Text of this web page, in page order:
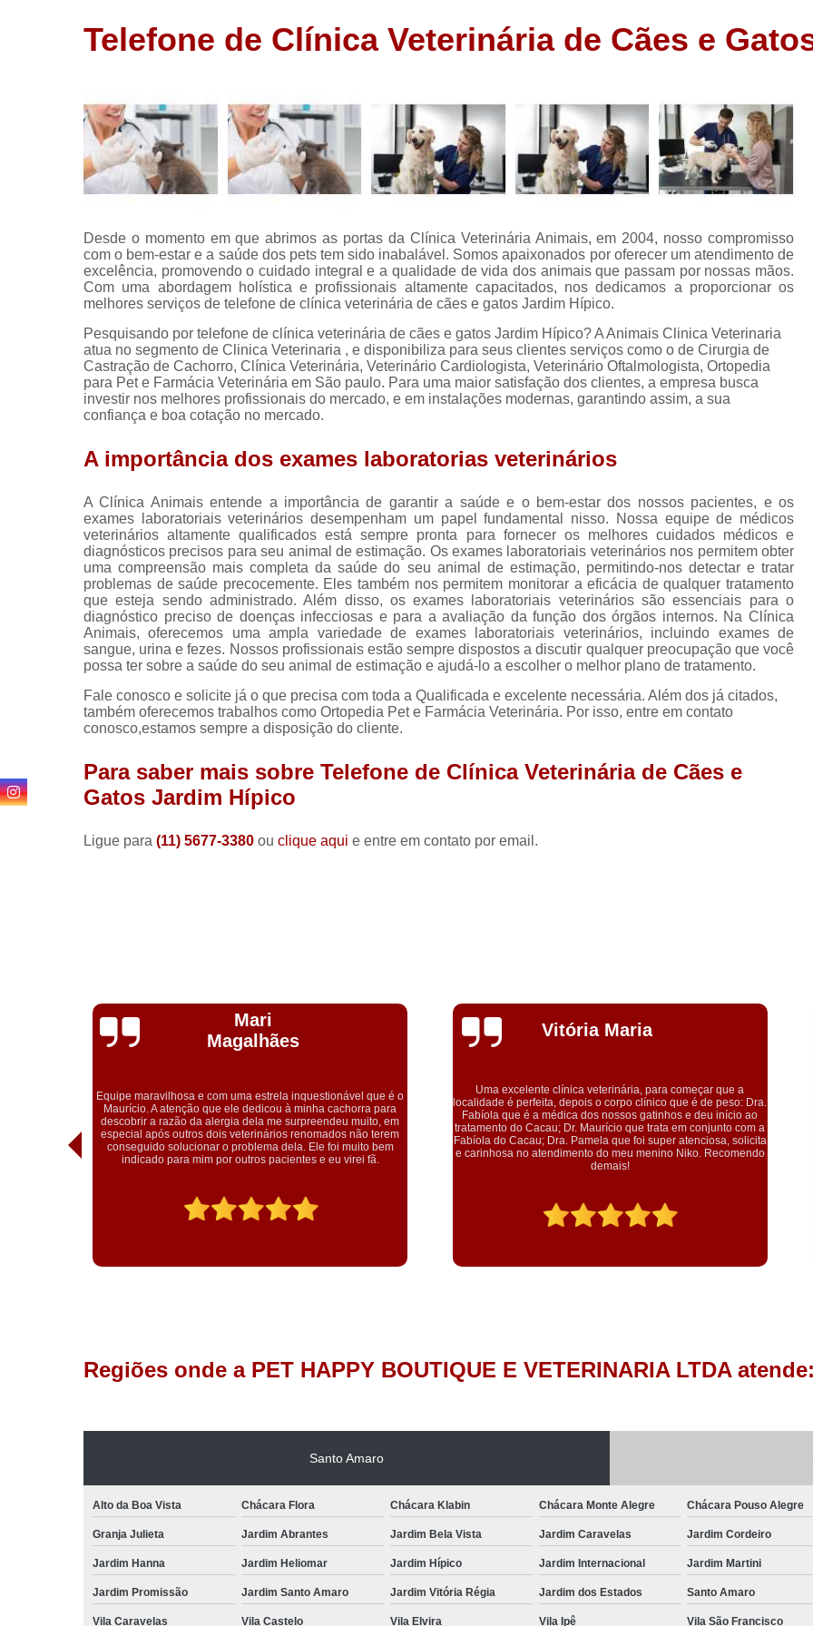
Exame Ecocardiograma para Animais
Exame para Animais Santo Amaro
Exame para Cachorros
Exame
Exames Laboratoriais Veterinários
Farmácia com Remédios para
Farmácia Medicamentos Veterinários
Farmácia Remédios para Animais
Farmácia Veterinária Mais
Internação para Animais
Internação Veterinária 24
Ortopedia para Animais de Médio Porte
Ortopedia para Cachorro
Ortopedia para Cachorro Santo Amaro
Ortopedia para Cães de Grande
Ortopedista de Cachorro
Ortopedista para
Veterinário Cardiologista
Veterinário
Veterinário Oftalmologista
Veterinário Vacinas
Telefone de Clínica Veterinária de Cães e
Desde o momento em que abrimos as portas da Clínica Veterinária Animais, em 2004, nosso compromisso
com o bem-estar e a saúde dos pets tem sido inabalável. Somos apaixonados por oferecer um atendimento de
excelência, promovendo o cuidado integral e a qualidade de vida dos animais que passam por nossas mãos.
Com uma abordagem holística e profissionais altamente capacitados, nos dedicamos a proporcionar os
melhores serviços de telefone de clínica veterinária de cães e gatos Jardim Hípico.
Pesquisando por telefone de clínica veterinária de cães e gatos Jardim Hípico? A Animais Clinica Veterinaria
atua no segmento de Clinica Veterinaria , e disponibiliza para seus clientes serviços como o de Cirurgia de
Castração de Cachorro, Clínica Veterinária, Veterinário Cardiologista, Veterinário Oftalmologista, Ortopedia
para Pet e Farmácia Veterinária em São paulo. Para uma maior satisfação dos clientes, a empresa busca
investir nos melhores profissionais do mercado, e em instalações modernas, garantindo assim, a sua
confiança e boa cotação no mercado.
A importância dos exames laboratorias veterinários
A Clínica Animais entende a importância de garantir a saúde e o bem-estar dos nossos pacientes, e os
exames laboratoriais veterinários desempenham um papel fundamental nisso. Nossa equipe de médicos
veterinários altamente qualificados está sempre pronta para fornecer os melhores cuidados médicos e
diagnósticos precisos para seu animal de estimação. Os exames laboratoriais veterinários nos permitem obter
uma compreensão mais completa da saúde do seu animal de estimação, permitindo-nos detectar e tratar
problemas de saúde precocemente. Eles também nos permitem monitorar a eficácia de qualquer tratamento
que esteja sendo administrado. Além disso, os exames laboratoriais veterinários são essenciais para o
diagnóstico preciso de doenças infecciosas e para a avaliação da função dos órgãos internos. Na Clínica
Animais, oferecemos uma ampla variedade de exames laboratoriais veterinários, incluindo exames de
sangue, urina e fezes. Nossos profissionais estão sempre dispostos a discutir qualquer preocupação que você
possa ter sobre a saúde do seu animal de estimação e ajudá-lo a escolher o melhor plano de tratamento.
Fale conosco e solicite já o que precisa com toda a Qualificada e excelente necessária. Além dos já citados,
também oferecemos trabalhos como Ortopedia Pet e Farmácia Veterinária. Por isso, entre em contato
conosco,estamos sempre a disposição do cliente.
Para saber mais sobre Telefone de Clínica Veterinária de Cães e
Gatos Jardim Hípico
Ligue para (11) 5677-3380 ou clique aqui e entre em contato por email.
não terem
foi muito bem
Vitória Maria
Uma excelente clínica veterinária, para começar que a
localidade é perfeita, depois o corpo clínico que é de peso: Dra.
Fabíola que é a médica dos nossos gatinhos e deu início ao
tratamento do Cacau; Dr. Maurício que trata em conjunto com a
Fabíola do Cacau; Dra. Pamela que foi super atenciosa, solicita
e carinhosa no atendimento do meu menino Niko. Recomendo
demais!
Evelyn
Scarpioni
Conheci a clínica através do plano da petlover, onde realizei a
microchipagem na minha cachorra. Atendimento por ordem de
chegada, equipe gentil e educada. Tratam os animais com
muito carinho.
Regiões onde a PET HAPPY BOUTIQUE E VETERINARIA LTDA atende:
Santo Amaro
Alto da Boa Vista Chácara Flora Chácara Klabin Chácara Monte Alegre Chácara Pouso Alegre
Granja Julieta Jardim Abrantes Jardim Bela Vista Jardim Caravelas Jardim Cordeiro
Jardim Hanna Jardim Heliomar Jardim Hípico Jardim Internacional Jardim Martini
Jardim Promissão Jardim Santo Amaro Jardim Vitória Régia Jardim dos Estados Santo Amaro
Vila Caravelas Vila Castelo Vila Elvira Vila Ipê Vila São Francisco